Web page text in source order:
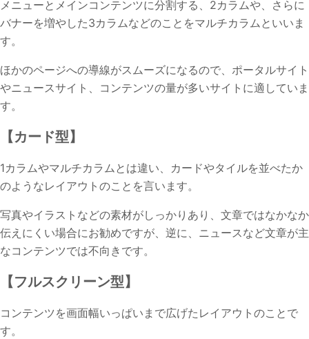
メニューとメインコンテンツに分割する、2カラムや、さらに
バナーを増やした3カラムなどのことをマルチカラムといいま
す。
ほかのページへの導線がスムーズになるので、ポータルサイト
やニュースサイト、コンテンツの量が多いサイトに適していま
す。
【カード型】
1カラムやマルチカラムとは違い、カードやタイルを並べたか
のようなレイアウトのことを言います。
写真やイラストなどの素材がしっかりあり、文章ではなかなか
伝えにくい場合にお勧めですが、逆に、ニュースなど文章が主
なコンテンツでは不向きです。
【フルスクリーン型】
コンテンツを画面幅いっぱいまで広げたレイアウトのことで
す。